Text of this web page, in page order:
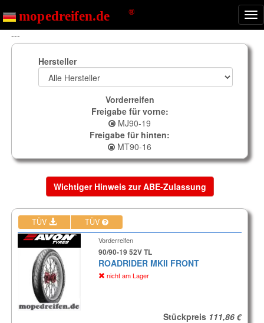
---
Hersteller
Vorderreifen
Freigabe für vorne:
MJ90-19
Freigabe für hinten:
MT90-16
Wichtiger Hinweis zur ABE-Zulassung
TÜV TÜV
Vorderreifen
90/90-19 52V TL
ROADRIDER MKII FRONT
nicht am Lager
Stückpreis